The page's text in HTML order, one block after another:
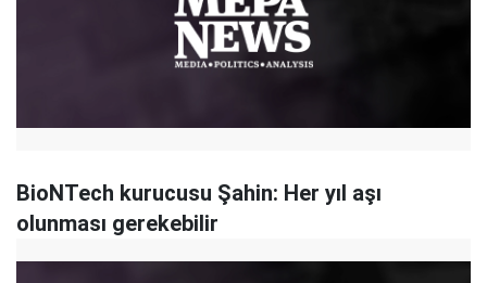
BioNTech kurucusu Şahin: Her yıl aşı
olunması gerekebilir